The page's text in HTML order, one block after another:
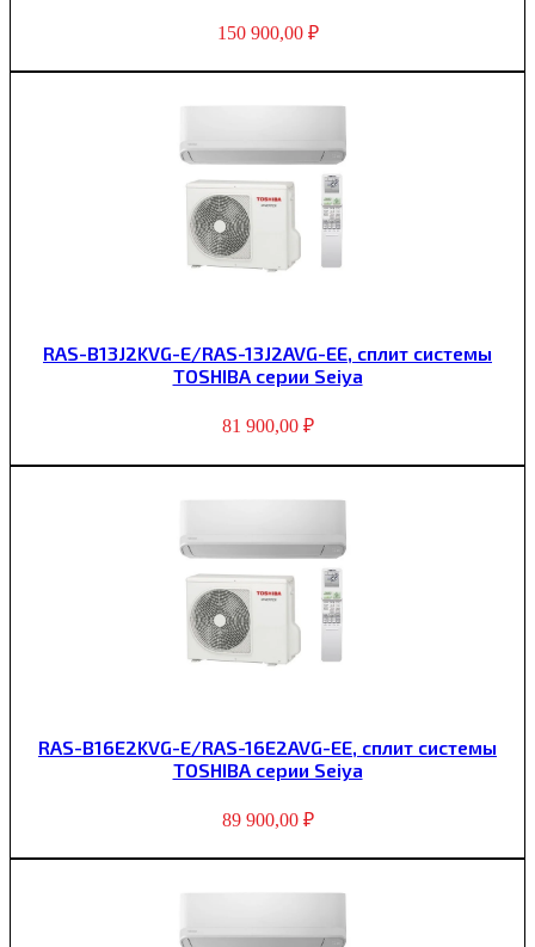
150 900,00 ₽
RAS-B13J2KVG-E/RAS-13J2AVG-EE, сплит системы
TOSHIBA серии Seiya
81 900,00 ₽
RAS-B16E2KVG-E/RAS-16E2AVG-EE, сплит системы
TOSHIBA серии Seiya
89 900,00 ₽